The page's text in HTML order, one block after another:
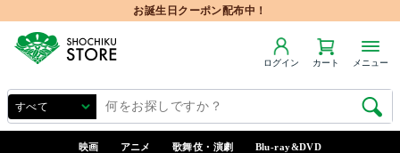
お誕生日クーポン配布中！
ログイン カート メニュー
映画 アニメ 歌舞伎・演劇 Blu-ray&DVD